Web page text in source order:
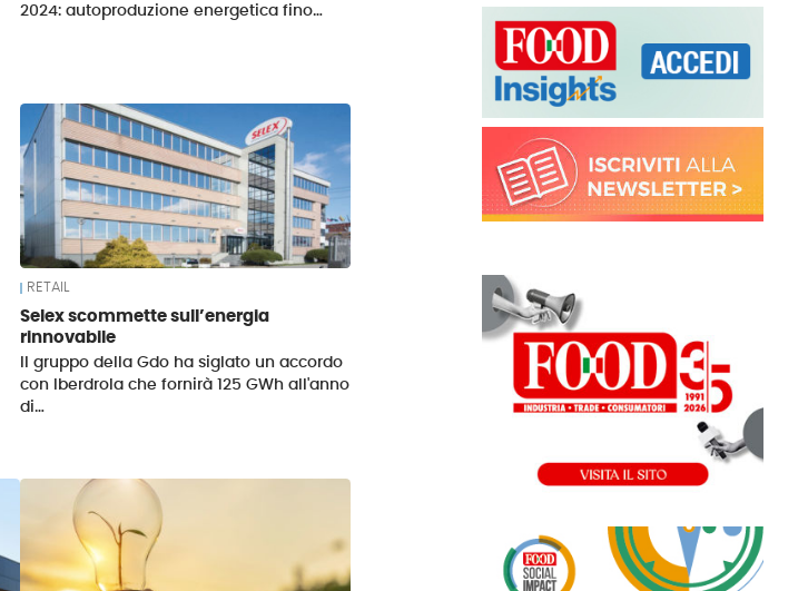
2024: autoproduzione energetica fino…
RETAIL
Selex scommette sull’energia
rinnovabile
Il gruppo della Gdo ha siglato un accordo
con Iberdrola che fornirà 125 GWh all'anno
di…